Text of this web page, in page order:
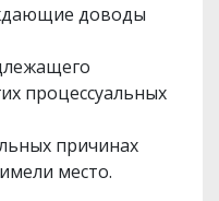
доводы
процессуальных
причинах
место.